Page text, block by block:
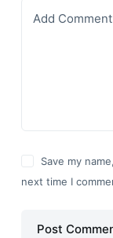
Add Comment
Save my
next time I
Post